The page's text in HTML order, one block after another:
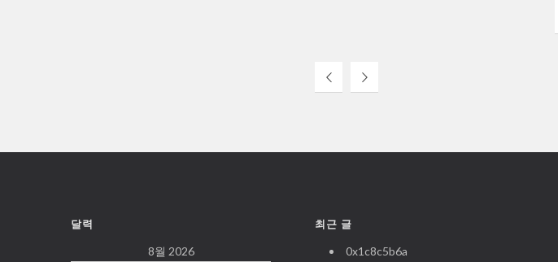
달력
8월 2026
최근 글
0x1c8c5b6a